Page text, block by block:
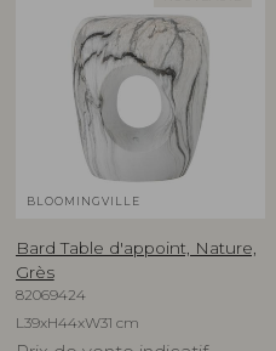
BLOOMINGVILLE
Bard Table d'appoint, Nature,
Grès
82069424
L39xH44xW31 cm